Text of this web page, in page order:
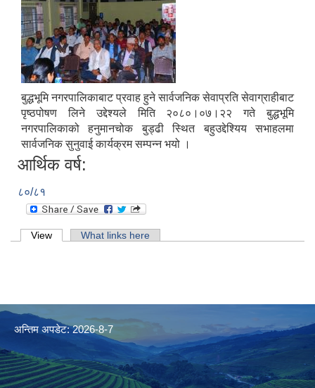
बुद्धभूमि नगरपालिकाबाट प्रवाह हुने सार्वजनिक सेवाप्रति सेवाग्राहीबाट
पृष्ठपोषण लिने उद्देश्यले मिति २०८०।०७।२२ गते बुद्धभूमि
नगरपालिकाको हनुमानचोक बुड्ढी स्थित बहुउद्देश्यिय सभाहलमा
सार्वजनिक सुनुवाई कार्यक्रम सम्पन्न भयो ।
आर्थिक वर्ष:
८०/८१
Primary tabs
View (active tab)What links here
अन्तिम अपडेट: 2026-8-7